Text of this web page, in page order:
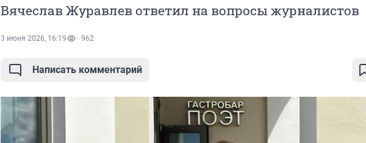
Вячеслав Журавлев ответил на вопросы журналистов
3 июня 2026, 16:19 962
Написать комментарий